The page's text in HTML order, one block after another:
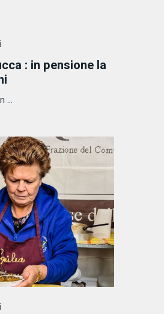
: in pensione la
...